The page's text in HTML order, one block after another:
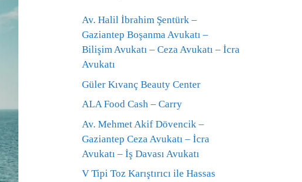
Av. Halil İbrahim Şentürk –
Gaziantep Boşanma Avukatı –
Bilişim Avukatı – Ceza Avukatı – İcra
Avukatı
Güler Kıvanç Beauty Center
ALA Food Cash – Carry
Av. Mehmet Akif Dövencik –
Gaziantep Ceza Avukatı – İcra
Avukatı – İş Davası Avukatı
V Tipi Toz Karıştırıcı ile Hassas